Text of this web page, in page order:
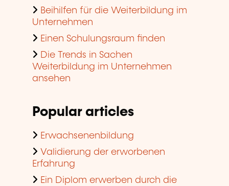
Beihilfen für die Weiterbildung im
Unternehmen
Einen Schulungsraum finden
Die Trends in Sachen
Weiterbildung im Unternehmen
ansehen
Popular articles
Erwachsenenbildung
Validierung der erworbenen
Erfahrung
Ein Diplom erwerben durch die